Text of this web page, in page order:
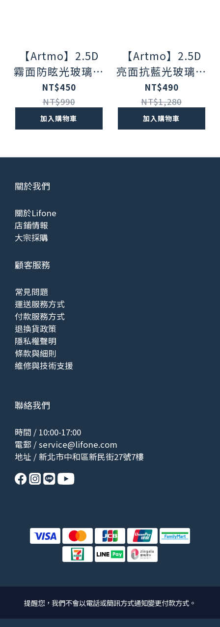
【Artmo】2.5D
霧面防眩光玻璃保
護貼 iPhone 14
Pro/Pro Max
NT$450
NT$990
加入購物車
【Artmo】2.5D
亮面抗藍光玻璃保
護貼 iPhone 14
Pro/Pro Max
NT$490
NT$1,280
加入購物車
關於我們
關於Lifone
店鋪情報
大宗採購
顧客服務
常見問題
運送服務方式
付款服務方式
退換貨政策
隱私權聲明
條款與細則
維修與技術支援
聯絡我們
時間 / 10:00-17:00
電郵 /service@lifone.com
地址 / 新北市中和區新民街27號7樓
提醒您，我們不會以電話或簡訊方式通知變更付款方式。